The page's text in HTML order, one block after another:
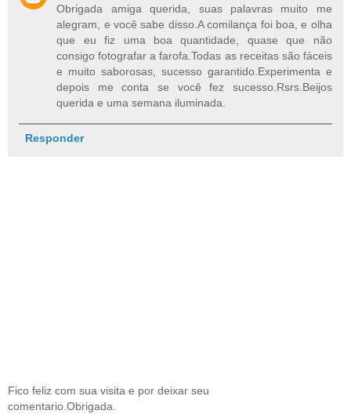
Obrigada amiga querida, suas palavras muito me
alegram, e você sabe disso.A comilança foi boa, e olha
que eu fiz uma boa quantidade, quase que não
consigo fotografar a farofa.Todas as receitas são fáceis
e muito saborosas, sucesso garantido.Experimenta e
depois me conta se você fez sucesso.Rsrs.Beijos
querida e uma semana iluminada.
Responder
Fico feliz com sua visita e por deixar seu
comentario.Obrigada.